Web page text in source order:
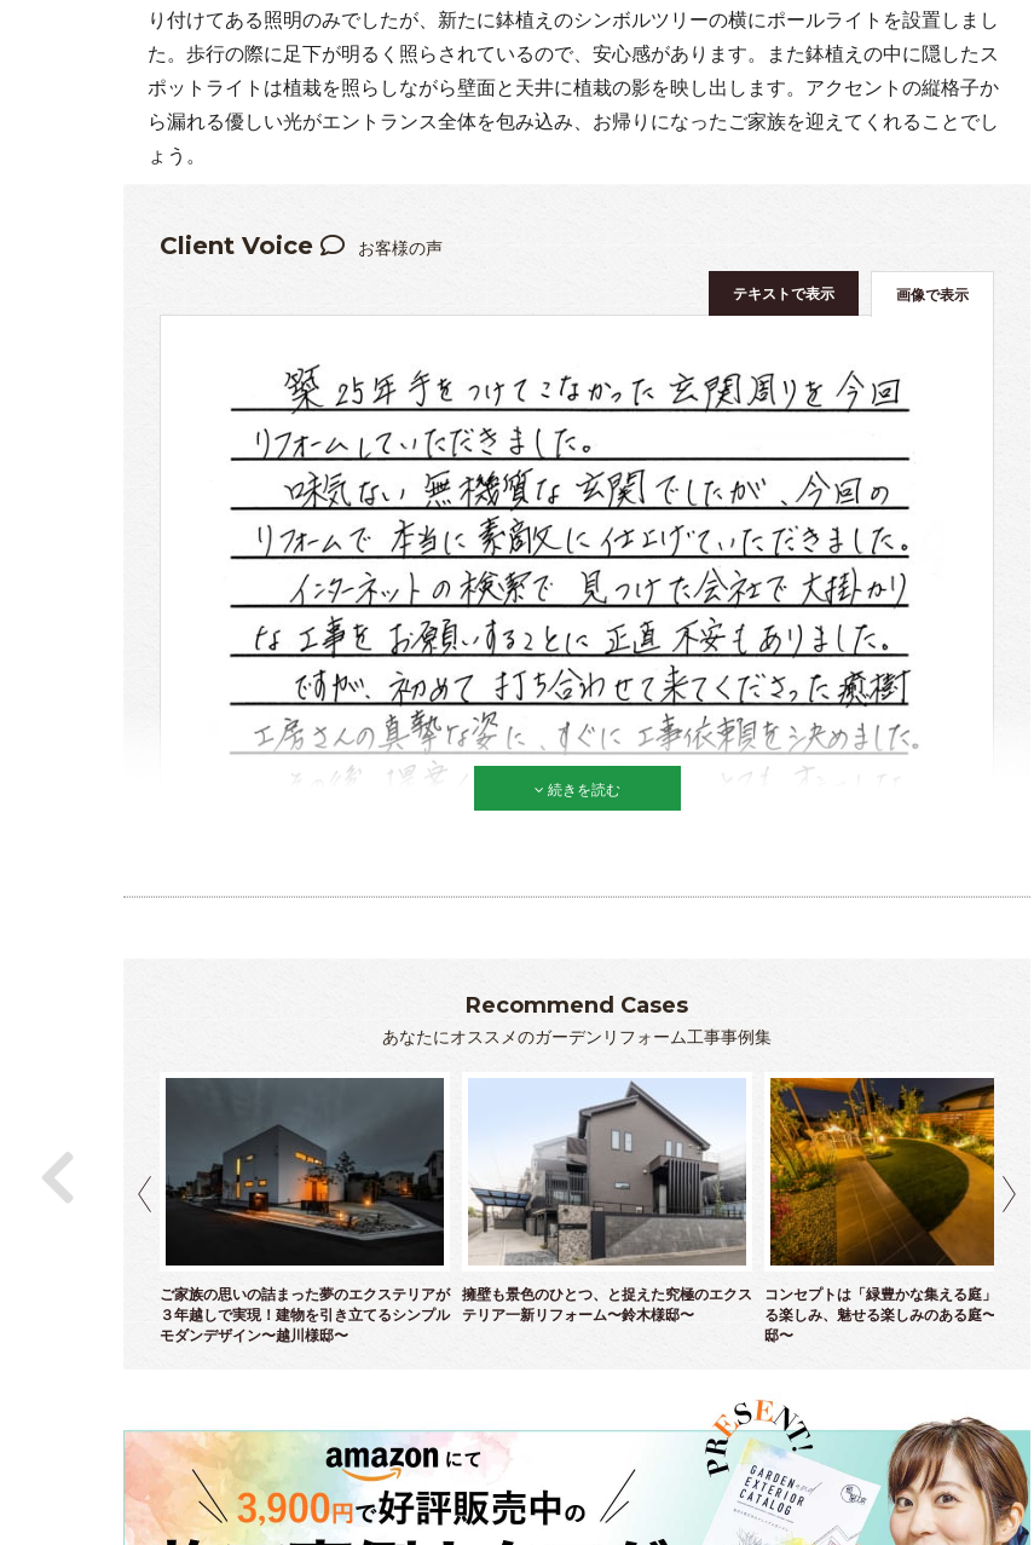
り付けてある照明のみでしたが、新たに鉢植えのシンボルツリーの横にポールライトを設置しまし
た。歩行の際に足下が明るく照らされているので、安心感があります。また鉢植えの中に隠したス
ポットライトは植栽を照らしながら壁面と天井に植栽の影を映し出します。アクセントの縦格子か
ら漏れる優しい光がエントランス全体を包み込み、お帰りになったご家族を迎えてくれることでし
ょう。
Client Voice お客様の声
画像で表示
テキストで表示
続きを読む
Recommend Cases
あなたにオススメのガーデンリフォーム工事事例集
ご家族の思いの詰まった夢のエクステリアが
３年越しで実現！建物を引き立てるシンプル
モダンデザイン〜越川様邸〜
擁壁も景色のひとつ、と捉えた究極のエクス
テリア一新リフォーム〜鈴木様邸〜
コンセプトは「緑豊かな集える庭」！ 育て
る楽しみ、魅せる楽しみのある庭〜並木様
邸〜